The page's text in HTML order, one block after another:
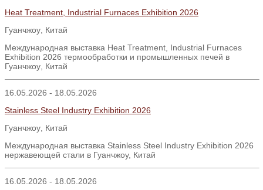
Heat Treatment, Industrial Furnaces Exhibition 2026
Гуанчжоу Китай
Международная выставка Heat Treatment, Industrial Furnaces
Exhibition 2026 термообработки и промышленных печей в
Гуанчжоу Китай
16.05.2026 - 18.05.2026
Stainless Steel Industry Exhibition 2026
Гуанчжоу Китай
Международная выставка Stainless Steel Industry Exhibition 2026
нержавеющей стали в Гуанчжоу, Китай
16.05.2026 - 18.05.2026